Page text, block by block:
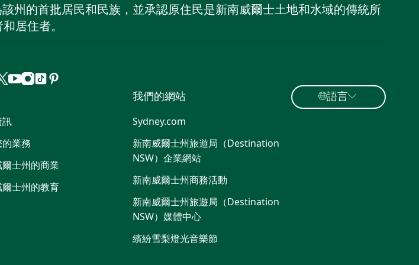
州的首批居民和民族，並承認原住民是新南威爾士土地和水域的傳統所
居住者。
嘰
喳
喳
Youtube
Instagram
抖 Pinterest
訊
業務
士州的商業
爾士州的教育
我們的網站
Sydney.com
新南威爾士州旅遊局（Destination
NSW）企業網站
新南威爾士州商務活動
新南威爾士州旅遊局（Destination
NSW）媒體中心
繽紛雪梨燈光音樂節
語言